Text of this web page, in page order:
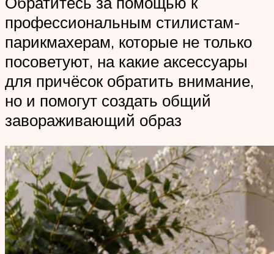
профессиональным стилистам-
парикмахерам, которые не только
посоветуют, на какие аксессуары
для причёсок обратить внимание,
но и помогут создать общий
завораживающий образ